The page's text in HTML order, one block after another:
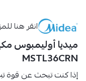
انقر هنا
MSTL36CRN
إذا كنت تبحث عن قوة